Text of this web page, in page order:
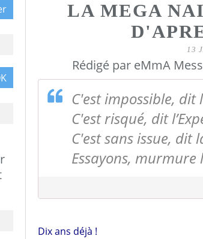
LA MEGA
13
Rédigé par eMmA
C'est impossible, dit
C'est risqué, dit
C'est sans issue, dit
Essayons, murmure
Dix ans déjà !